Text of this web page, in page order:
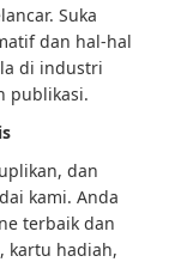
Suka
dan hal-hal
di industri
publikasi.
dan
kami. Anda
terbaik dan
kartu hadiah,